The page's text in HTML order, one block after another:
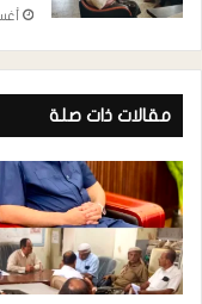
مقالات ذات صلة